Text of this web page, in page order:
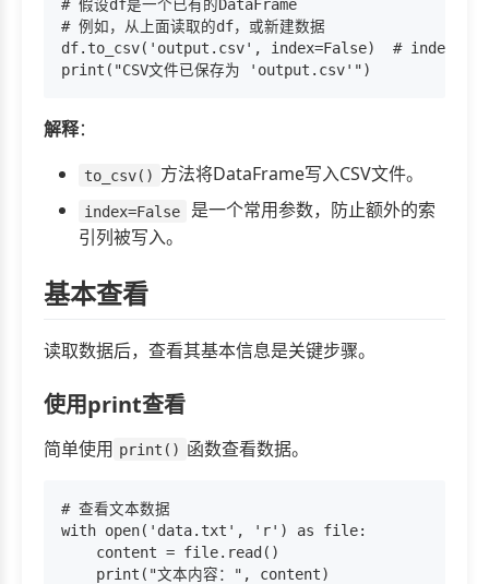
# 假设df是一个已有的DataFrame
# 例如，从上面读取的df，或新建数据
df.to_csv('output.csv', index=False)  #
解释：
to_csv() 方法将DataFrame写入CSV文件。
index=False
是一个常用参数，防止额外的索
引列被写入。
基本查看
读取数据后，查看其基本信息是关键步骤。
使用print查看
简单使用 print() 函数查看数据。
# 查看文本数据
with open('data.txt', 'r') as file:
    content = file.read()
    print("文本内容：", content)